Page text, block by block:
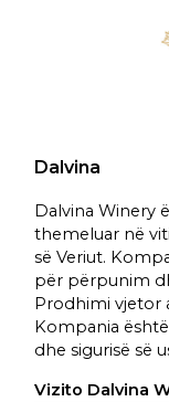
Dalvina
Dalvina Winery
themeluar në
së Veriut.
për përpunim
Prodhimi vjetor
Kompania
dhe sigurisë së
Vizito Dalvina